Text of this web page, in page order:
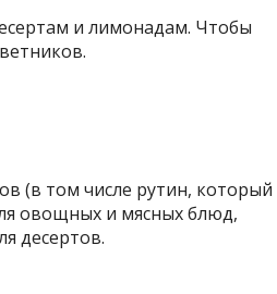
и лимонадам. Чтобы
(в том числе рутин, который
овощных и мясных блюд,
десертов.